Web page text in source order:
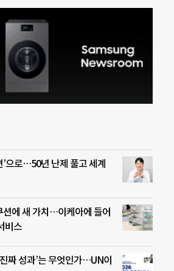
’으로…50년 난제 풀고 세계
션에 새 가치…이케아에 들어
비스
짜 성과’는 무엇인가…UN이